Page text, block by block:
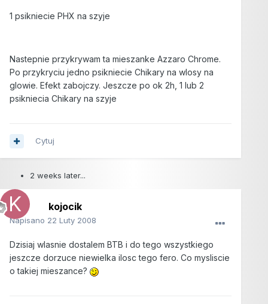
1 psikniecie PHX na szyje
Nastepnie przykrywam ta mieszanke Azzaro Chrome.
Po przykryciu jedno psikniecie Chikary na wlosy na
glowie. Efekt zabojczy. Jeszcze po ok 2h, 1 lub 2
psikniecia Chikary na szyje
Cytuj
2 weeks later...
kojocik
Napisano 22 Luty 2008
Dzisiaj wlasnie dostalem BTB i do tego wszystkiego
jeszcze dorzuce niewielka ilosc tego fero. Co mysliscie
o takiej mieszance?